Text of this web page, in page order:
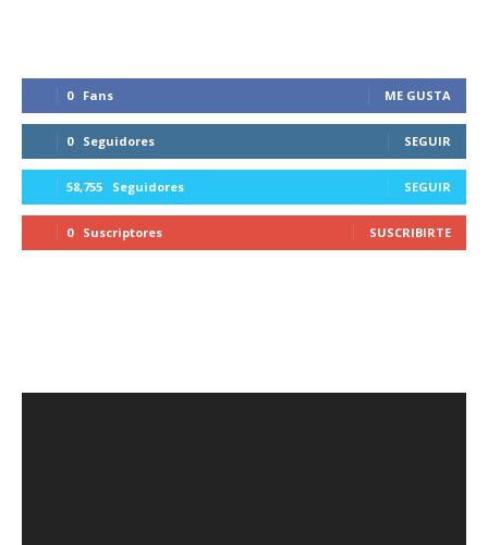
0 Fans ME GUSTA
0 Seguidores SEGUIR
58,755 Seguidores SEGUIR
0 Suscriptores SUSCRIBIRTE